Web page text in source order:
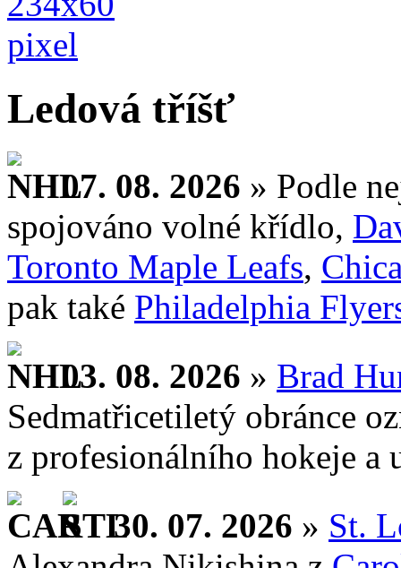
Ledová tříšť
07. 08. 2026 » Podle
spojováno volné křídlo,
Toronto Maple Leafs,
pak také Philadelphia
03. 08. 2026 » Brad
Sedmatřicetiletý obránce
z profesionálního hokeje a
30. 07. 2026 » St.